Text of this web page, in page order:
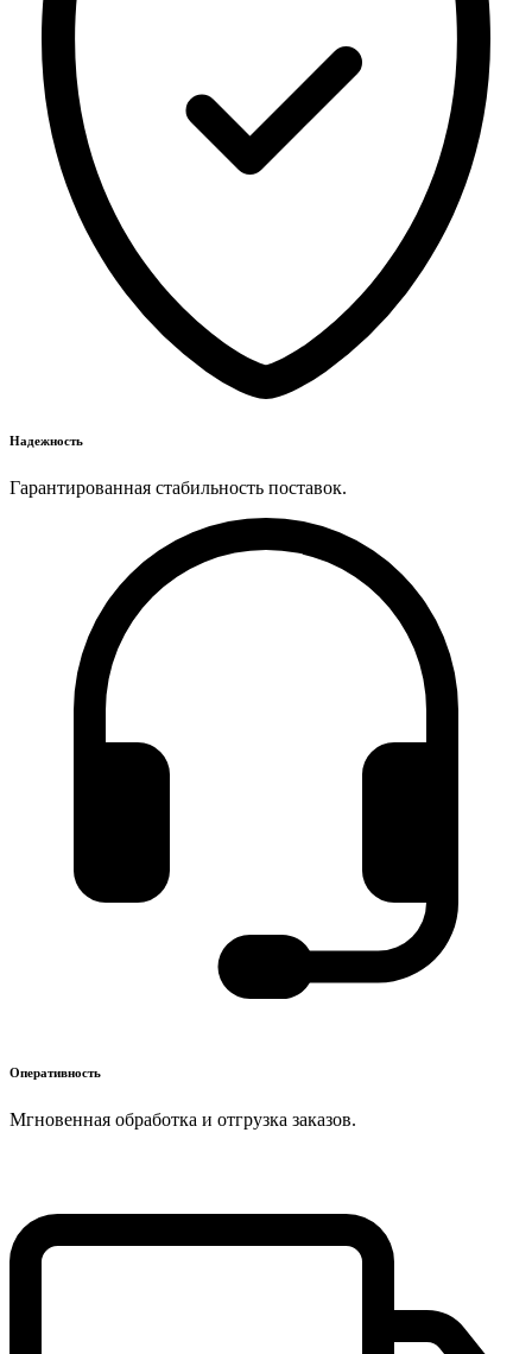
Надежность
Гарантированная стабильность поставок.
Оперативность
Мгновенная обработка и отгрузка заказов.